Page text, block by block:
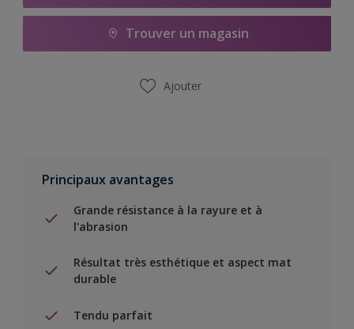
Trouver un magasin
Ajouter
Principaux avantages
Grande résistance à la rayure et à
l'abrasion
Résultat très esthétique et aspect mat
durable
Tendu parfait